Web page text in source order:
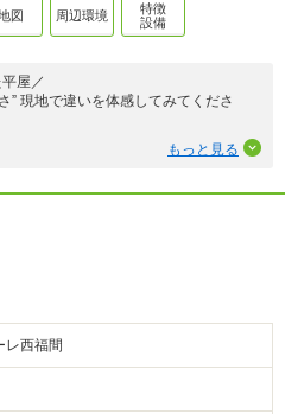
図 周辺環境
特徴
設備
屋／
” 現地で違いを体感してみてくださ
分
ムーズ◎
も豊富です。
もっと見る
レ西福間